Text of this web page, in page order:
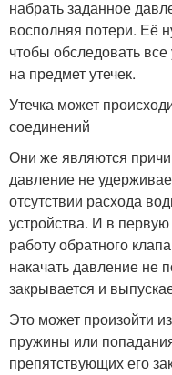
набрать заданное
восполняя потери. Её
чтобы обследовать
на предмет утечек.
Утечка может
соединений
Они же являются
давление не
отсутствии расхода
устройства. И в
работу обратного
накачать давление не
закрывается и
Это может произойти
пружины или
препятствующих его